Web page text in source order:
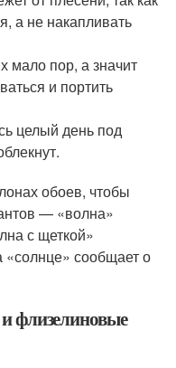
а не накапливать
мало пор, а значит
и портить
целый день под
обоев, чтобы
— «волна»
с щеткой»
«солнце» сообщает о
флизелиновые